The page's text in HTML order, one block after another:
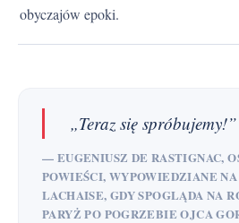
obyczajów epoki.
„Teraz się spróbujemy!”
— EUGENIUSZ DE RASTIGNAC,
POWIEŚCI, WYPOWIEDZIANE
LACHAISE, GDY SPOGLĄDA NA
PARYŻ PO POGRZEBIE OJCA